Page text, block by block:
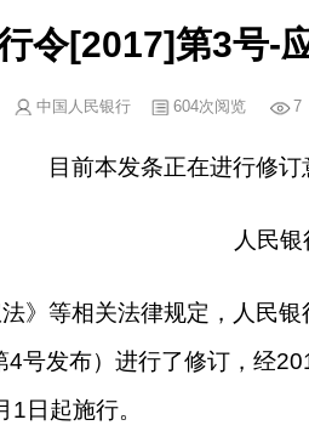
令[2017]第3号-
中国人民银行 604次阅览 7
目前本发条正在进行修
人民
》等相关法律规定，人民
4号发布）进行了修订，经
日起施行。